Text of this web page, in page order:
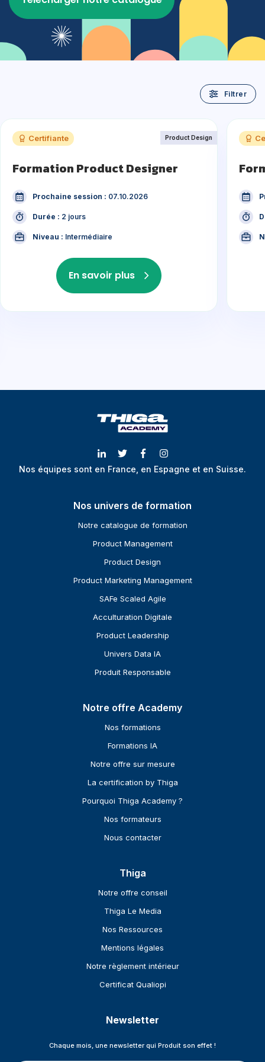
Filtrer
Product Design
Certifiante
Formation Product Designer
Prochaine session : 07.10.2026
Durée : 2 jours
Niveau : Intermédiaire
En savoir plus
Nos équipes sont en France, en Espagne et en Suisse.
Nos univers de formation
Notre catalogue de formation
Product Management
Product Design
Product Marketing Management
SAFe Scaled Agile
Acculturation Digitale
Product Leadership
Univers Data IA
Produit Responsable
Notre offre Academy
Nos formations
Formations IA
Notre offre sur mesure
La certification by Thiga
Pourquoi Thiga Academy ?
Nos formateurs
Nous contacter
Thiga
Notre offre conseil
Thiga Le Media
Nos Ressources
Mentions légales
Notre règlement intérieur
Certificat Qualiopi
Newsletter
Chaque mois, une newsletter qui Produit son effet !